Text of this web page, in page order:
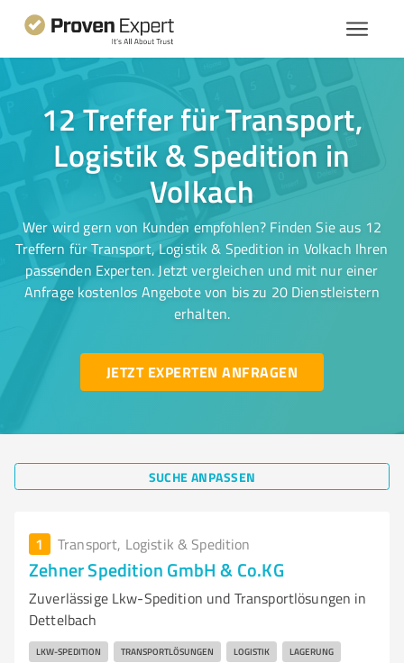
12 Treffer für Transport,
Logistik & Spedition in
Volkach
Wer wird gern von Kunden empfohlen? Finden Sie aus 12
Treffern für Transport, Logistik & Spedition in Volkach Ihren
passenden Experten. Jetzt vergleichen und mit nur einer
Anfrage kostenlos Angebote von bis zu 20 Dienstleistern
erhalten.
JETZT EXPERTEN ANFRAGEN
SUCHE ANPASSEN
1 Transport, Logistik & Spedition
Zehner Spedition GmbH & Co.KG
Zuverlässige Lkw-Spedition und Transportlösungen in
Dettelbach
LKW-SPEDITION TRANSPORTLÖSUNGEN LOGISTIK LAGERUNG